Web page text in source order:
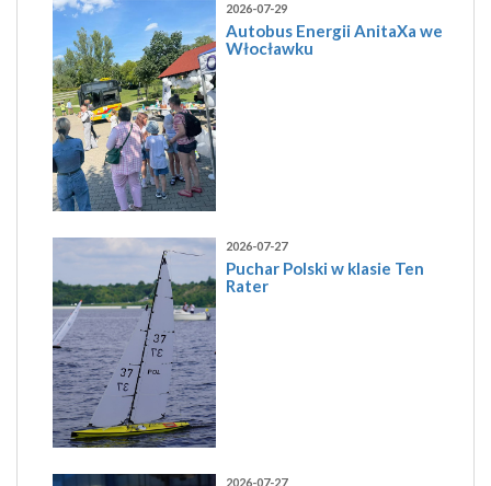
2026-07-29
Autobus Energii AnitaXa we
Włocławku
2026-07-27
Puchar Polski w klasie Ten
Rater
2026-07-27